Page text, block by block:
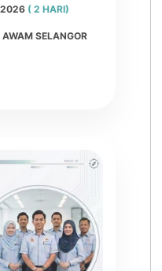
2026 ( 2 HARI)
SELANGOR